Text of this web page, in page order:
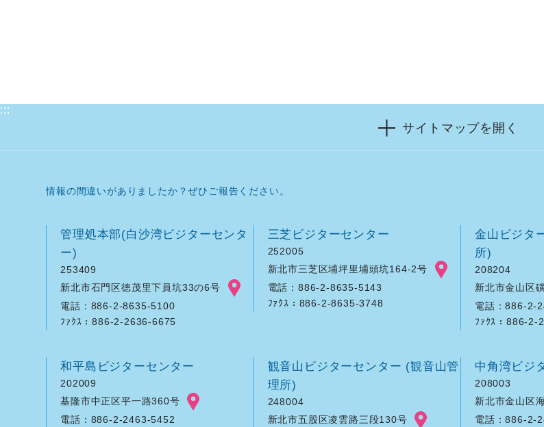
:::
サイトマップを開く
情報の間違いがありましたか？ぜひご報告ください。
管理処本部(白沙湾ビジターセンタ
ー)
253409
新北市石門区徳茂里下員坑33の6号
電話：886-2-8635-5100
ﾌｧｸｽ：886-2-2636-6675
三芝ビジターセンター
252005
新北市三芝区埔坪里埔頭坑164-2号
電話：886-2-8635-5143
ﾌｧｸｽ：886-2-8635-3748
金山ビジタ
所)
208204
新北市金山区
電話：886-2-
ﾌｧｸｽ：886-2-
和平島ビジターセンター
202009
基隆市中正区平一路360号
電話：886-2-2463-5452
観音山ビジターセンター (観音山管
理所)
248004
新北市五股区凌雲路三段130号
中角湾ビジ
208003
新北市金山区
電話：886-2-